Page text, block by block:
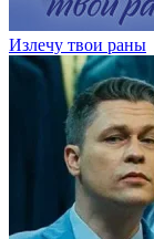
Излечу твои раны